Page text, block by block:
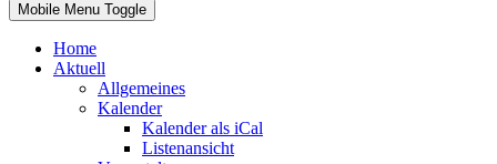
Mobile Menu Toggle
Home
Aktuell
Allgemeines
Kalender
Kalender als iCal
Listenansicht